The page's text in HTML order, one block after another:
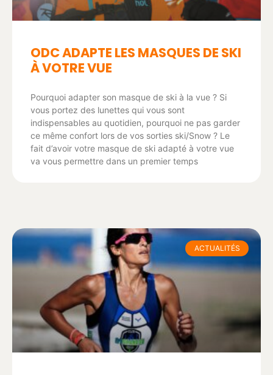
ODC ADAPTE LES MASQUES DE SKI
À VOTRE VUE
Pourquoi adapter son masque de ski à la vue ? Si
vous portez des lunettes qui vous sont
indispensables au quotidien, pourquoi ne pas garder
ce même confort lors de vos sorties ski/Snow ? Le
fait d’avoir votre masque de ski adapté à votre vue
va vous permettre dans un premier temps
ACTUALITÉS